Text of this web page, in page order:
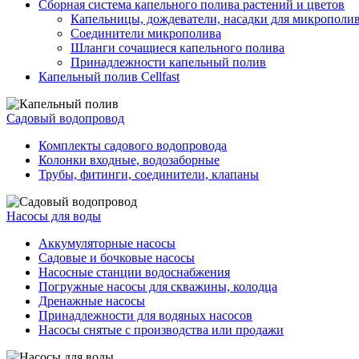
Сборная система капельного полива растений и цветов
Капельницы, дождеватели, насадки для
Соединители микрополива
Шланги сочащиеся капельного полива
Принадлежности капельный полив
Капельный полив Cellfast
Садовый водопровод
Комплекты садового водопровода
Колонки входные, водозаборные
Трубы, фитинги, соединители, клапаны
Насосы для воды
Аккумуляторные насосы
Садовые и бочковые насосы
Насосные станции водоснабжения
Погружные насосы для скважины, колодца
Дренажные насосы
Принадлежности для водяных насосов
Насосы снятые с производства или продажи